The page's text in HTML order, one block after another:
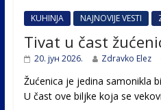
KUHINJA NAJNOVIJE VESTI
Tivat u čast
20. јун 2026. Zdravko Elez
Žućenica je jedina samonikla
U čast ovе biljke koja se